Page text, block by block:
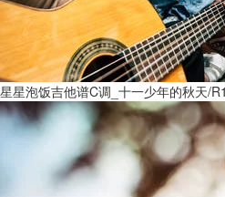
星星泡饭吉他谱C调_十一少年的秋天/